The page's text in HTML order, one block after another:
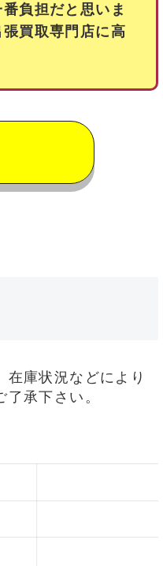
負担だと思いま
買取専門店に高
庫状況などにより
承下さい。